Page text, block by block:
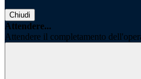
Chiudi
Attendere...
Attendere il completamento